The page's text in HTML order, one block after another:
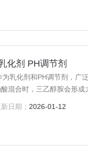
化剂 PH调节剂
乳化剂和PH调节剂，广
混合时，三乙醇胺会形成
日期： 2026-01-12